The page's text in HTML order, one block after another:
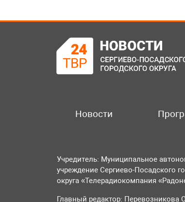
Новости
Учредитель: Муниципальное
учреждение Сергиево-Посадского
округа «Телерадиокомпания
Главный редактор: Перевозникова